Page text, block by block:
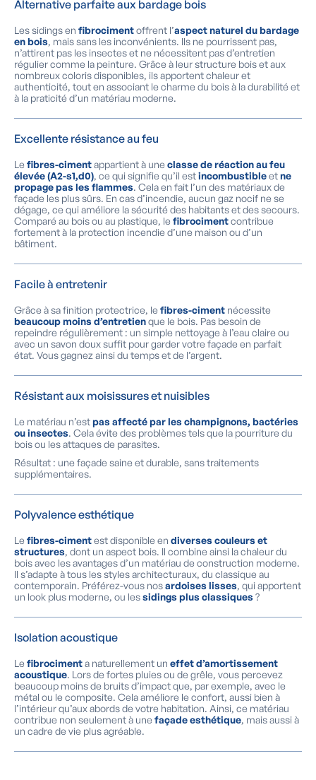
Alternative parfaite aux bardage bois
Les sidings en fibrocimentoffrent l’aspect naturel du bardage
en bois, mais sans les inconvénients. Ils ne pourrissent pas,
n’attirent pas les insectes et ne nécessitent pas d’entretien
régulier comme la peinture. Grâce à leur structure bois et aux
nombreux coloris disponibles, ils apportent chaleur et
authenticité, tout en associant le charme du bois à la durabilité et
à la praticité d’un matériau moderne.
Excellente résistance au feu
Le fibres-cimentappartient à une classe de réaction au feu
élevée (A2-s1,d0), ce qui signifie qu’il estincombustibleetne
propage pas les flammes. Cela en fait l’un des matériaux de
façade les plus sûrs. En cas d’incendie, aucun gaz nocif ne se
dégage, ce qui améliore la sécurité des habitants et des secours.
Comparé au bois ou au plastique, le fibrocimentcontribue
fortement à la protection incendie d’une maison ou d’un
bâtiment.
Facile à entretenir
Grâce à sa finition protectrice, le fibres-ciment nécessite
beaucoup moins d’entretienque le bois. Pas besoin de
repeindre régulièrement : un simple nettoyage à l’eau claire ou
avec un savon doux suffit pour garder votre façade en parfait
état. Vous gagnez ainsi du temps et de l’argent.
Résistant aux moisissures et nuisibles
Le matériau n’estpas affecté par les champignons, bactéries
ou insectes. Cela évite des problèmes tels que la pourriture du
bois ou les attaques de parasites.
Résultat : une façade saine et durable, sans traitements
supplémentaires.
Polyvalence esthétique
Le fibres-cimentest disponible en diverses couleurs et
structures, dont un aspect bois. Il combine ainsi la chaleur du
bois avec les avantages d’un matériau de construction moderne.
Il s’adapte à tous les styles architecturaux, du classique au
contemporain. Préférez-vous nosardoises lisses, qui apportent
un look plus moderne, ou lessidings plus classiques?
Isolation acoustique
Le fibrocimenta naturellement un effet d’amortissement
acoustique. Lors de fortes pluies ou de grêle, vous percevez
beaucoup moins de bruits d’impact que, par exemple, avec le
métal ou le composite. Cela améliore le confort, aussi bien à
l’intérieur qu’aux abords de votre habitation. Ainsi, ce matériau
contribue non seulement à une façade esthétique, mais aussi à
un cadre de vie plus agréable.